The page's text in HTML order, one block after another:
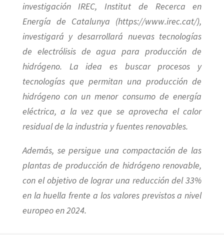
investigación IREC, Institut de Recerca en
Energía de Catalunya (https://www.irec.cat/),
investigará y desarrollará nuevas tecnologías
de electrólisis de agua para producción de
hidrógeno. La idea es buscar procesos y
tecnologías que permitan una producción de
hidrógeno con un menor consumo de energía
eléctrica, a la vez que se aprovecha el calor
residual de la industria y fuentes renovables.
Además, se persigue una compactación de las
plantas de producción de hidrógeno renovable,
con el objetivo de lograr una reducción del 33%
en la huella frente a los valores previstos a nivel
europeo en 2024.